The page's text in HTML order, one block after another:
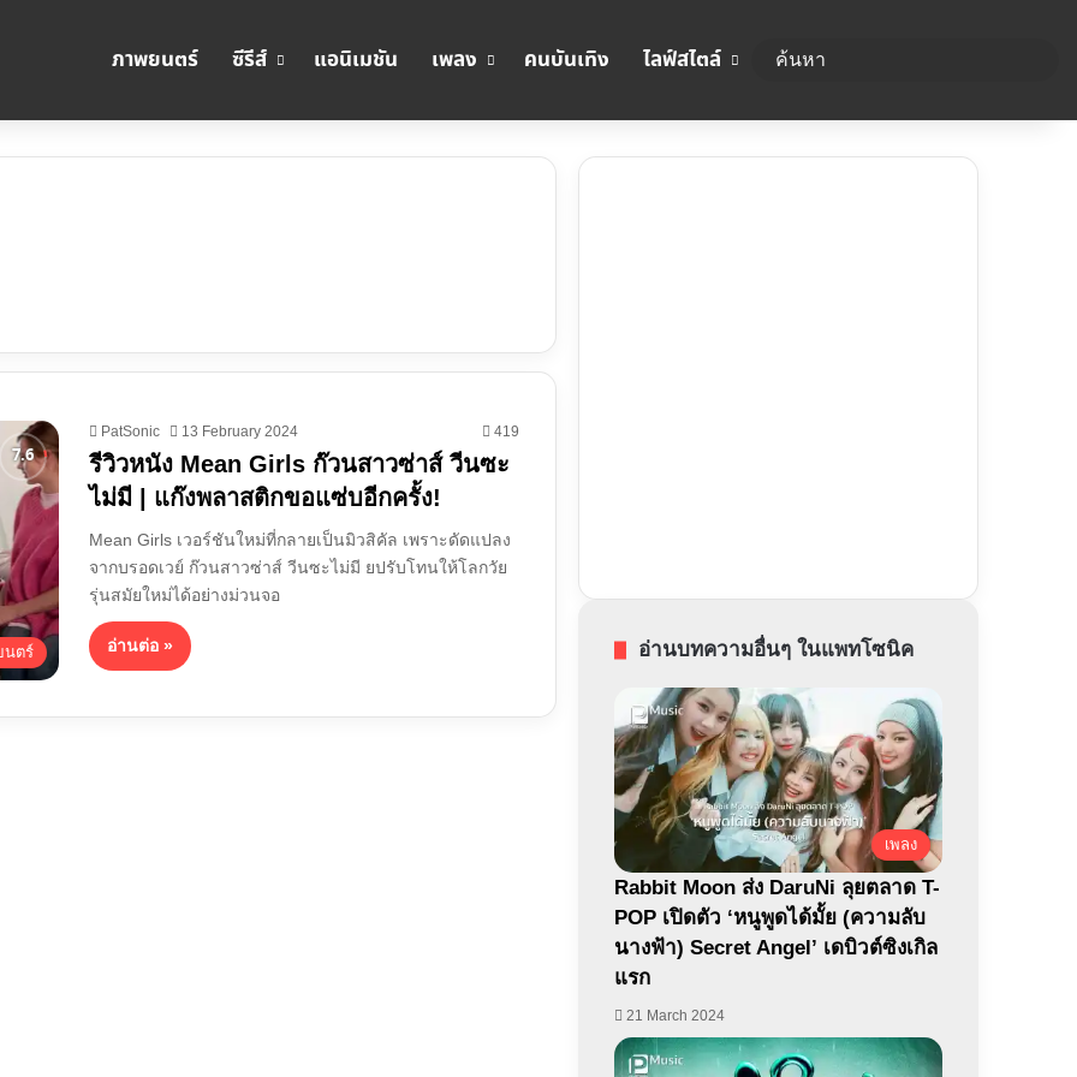
ภาพยนตร์ ซีรีส์ แอนิเมชัน เพลง คนบันเทิง ไลฟ์สไตล์
นตร์
PatSonic 13 February 2024 419
รีวิวหนัง Mean Girls ก๊วนสาวซ่าส์ วีนซะ
ไม่มี | แก๊งพลาสติกขอแซ่บอีกครั้ง!
Mean Girls เวอร์ชันใหม่ที่กลายเป็นมิวสิคัล เพราะดัดแปลง
จากบรอดเวย์ ก๊วนสาวซ่าส์ วีนซะไม่มี ยปรับโทนให้โลกวัย
รุ่นสมัยใหม่ได้อย่างม่วนจอ
อ่านต่อ » อ่านบทความอื่นๆ ในแพทโซนิค
เพลง
Rabbit Moon ส่ง DaruNi ลุยตลาด T-
POP เปิดตัว ‘หนูพูดได้มั้ย (ความลับ
นางฟ้า) Secret Angel’ เดบิวต์ซิงเกิล
แรก
21 March 2024